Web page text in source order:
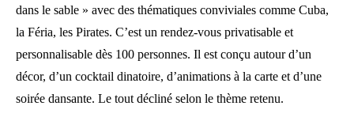
dans le sable » avec des thématiques conviviales comme Cuba,
la Féria, les Pirates. C’est un rendez-vous privatisable et
personnalisable dès 100 personnes. Il est conçu autour d’un
décor, d’un cocktail dinatoire, d’animations à la carte et d’une
soirée dansante. Le tout décliné selon le thème retenu.